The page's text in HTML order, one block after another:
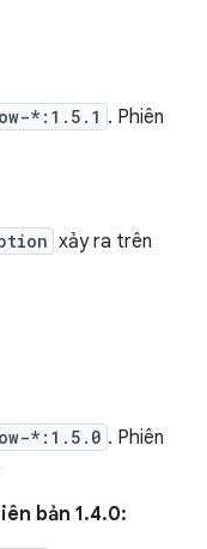
*:1.5.1 . Phiên
xảy ra trên
*:1.5.0 . Phiên
bản 1.4.0: